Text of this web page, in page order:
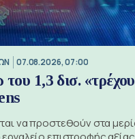
07.08.2026, 07:00
1,3 δισ.
να προστεθούν στα